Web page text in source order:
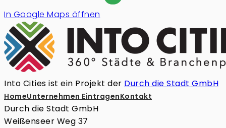
In Google Maps öffnen
Into Cities ist ein Projekt der Durch die Stadt GmbH
HomeUnternehmen EintragenKontakt
Durch die Stadt GmbH
Weißenseer Weg 37